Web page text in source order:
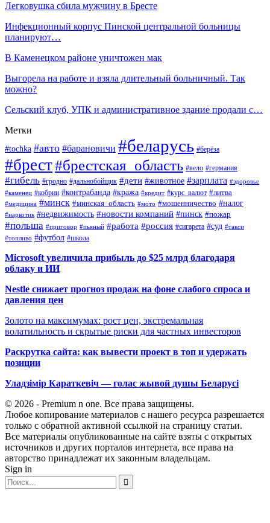
Легковушка сбила мужчину в Бресте
Инфекционный корпус Пинской центральной больницы
планируют…
В Каменецком районе уничтожен мак
Выгорела на работе и взяла длительный больничный. Так
можно?
Сельский клуб, УПК и административное здание продали с…
Метки
#tochka #авто #барановичи #беларусь #берёза
#брест#брестская_область #вело #германия
#гибель #гродно #дальнобойщик #дети #животное #зарплата #здоровье
#каменец #кобрин #контрабанда #кража #кредит #курс_валют #литва
#медицина #минск #минская_область #мото #мошенничество #налог
#наркотик #недвижимость #новости компаний #пинск #пожар
#польша #приговор #пьяный #работа #россия #сигарета #суд #такси
#топливо #футбол #школа
Microsoft увеличила прибыль до $25 млрд благодаря
облаку и ИИ
Nestle снижает прогноз продаж на фоне слабого спроса и
давления цен
Золото на максимумах: рост цен, экстремальная
волатильность и скрытые риски для частных инвесторов
Раскрутка сайта: как вывести проект в топ и удержать
позиции
Уладзімір Караткевіч — голас жывой душы Беларусі
© 2026 - Premium n one. Все права защищены.
Любое копирование материалов с нашего ресурса разрешается
только с обратной активной ссылкой на страницу статьи.
Все материалы опубликованные на сайте взяты с открытых
источников и других порталов интернета, все права на
авторство принадлежат их законным владельцам.
Sign in